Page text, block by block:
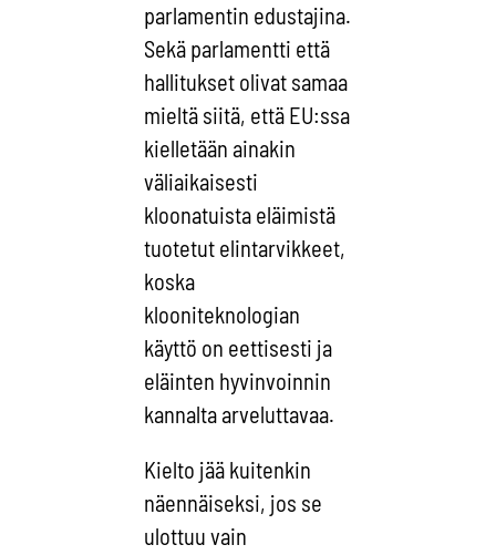
parlamentin edustajina.
Sekä parlamentti että
hallitukset olivat samaa
mieltä siitä, että EU:ssa
kielletään ainakin
väliaikaisesti
kloonatuista eläimistä
tuotetut elintarvikkeet,
koska
klooniteknologian
käyttö on eettisesti ja
eläinten hyvinvoinnin
kannalta arveluttavaa.
Kielto jää kuitenkin
näennäiseksi, jos se
ulottuu vain